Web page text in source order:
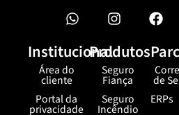
Institucional
Área do
cliente
Portal da
privacidade
Produtos
Seguro
Fiança
Seguro
Incêndio
de
ERPs